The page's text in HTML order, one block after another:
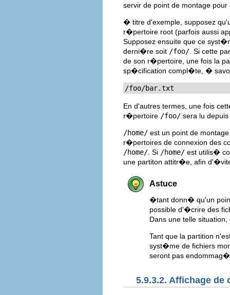
servir de point de montage
� titre d'exemple, supposez
r�pertoire root (parfois aussi
Supposez ensuite que ce
derni�re soit /foo/ . Si cette
de son r�pertoire, une fois la
sp�cification compl�te, �
/foo/bar.txt
En d'autres termes, une fois
r�pertoire /foo/ sera lu
/home/ est un point de
r�pertoires de connexion des
/home/ . Si /home/ est utilis�
une partiton attitr�e, afin
Astuce
�tant donn� qu'un
possible d'�crire des
Dans une telle
Tant que la partition
syst�me de fichiers
seront pas
5.9.3.2. Affichage